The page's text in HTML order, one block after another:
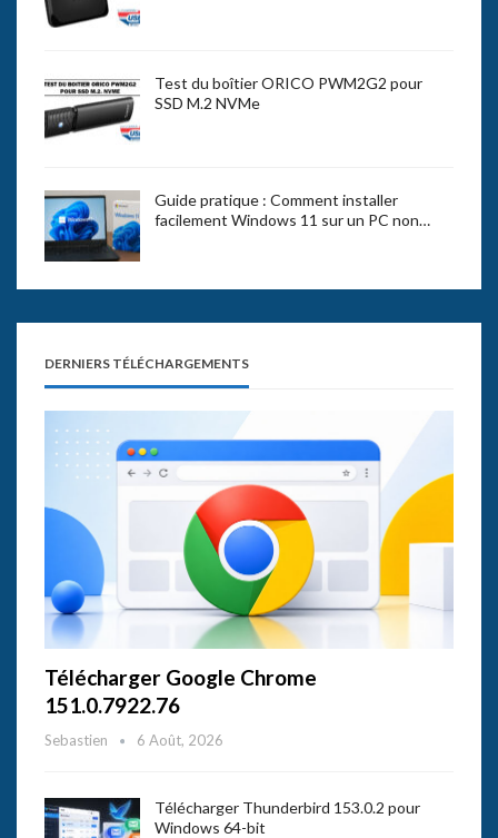
Test du boîtier ORICO PWM2G2 pour
SSD M.2 NVMe
Guide pratique : Comment installer
facilement Windows 11 sur un PC non…
DERNIERS TÉLÉCHARGEMENTS
Télécharger Google Chrome
151.0.7922.76
Sebastien 6 Août, 2026
Télécharger Thunderbird 153.0.2 pour
Windows 64-bit